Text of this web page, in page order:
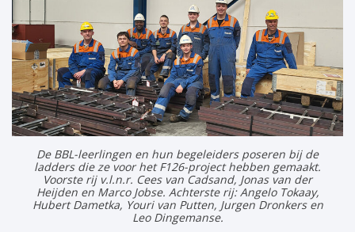
De BBL-leerlingen en hun begeleiders poseren bij de
ladders die ze voor het F126-project hebben gemaakt.
Voorste rij v.l.n.r. Cees van Cadsand, Jonas van der
Heijden en Marco Jobse. Achterste rij: Angelo Tokaay,
Hubert Dametka, Youri van Putten, Jurgen Dronkers en
Leo Dingemanse.